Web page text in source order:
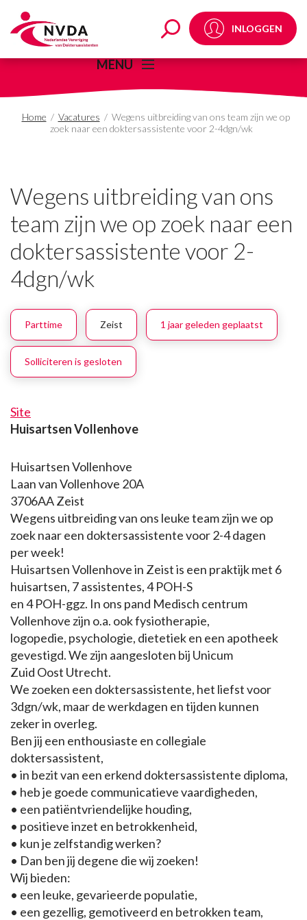
Wegens uitbreiding
INLOGGEN
MENU
Home / Vacatures / Wegens uitbreiding van ons team zijn we op
zoek naar een doktersassistente voor 2-4dgn/wk
Wegens uitbreiding van ons
team zijn we op zoek naar een
doktersassistente voor 2-
4dgn/wk
Parttime Zeist 1 jaar geleden geplaatst
Solliciteren is gesloten
Site
Huisartsen Vollenhove
Huisartsen Vollenhove
Laan van Vollenhove 20A
3706AA Zeist
Wegens uitbreiding van ons leuke team zijn we op
zoek naar een doktersassistente voor 2-4 dagen
per week!
Huisartsen Vollenhove in Zeist is een praktijk met 6
huisartsen, 7 assistentes, 4 POH-S
en 4 POH-ggz. In ons pand Medisch centrum
Vollenhove zijn o.a. ook fysiotherapie,
logopedie, psychologie, dietetiek en een apotheek
gevestigd. We zijn aangesloten bij Unicum
Zuid Oost Utrecht.
We zoeken een doktersassistente, het liefst voor
3dgn/wk, maar de werkdagen en tijden kunnen
zeker in overleg.
Ben jij een enthousiaste en collegiale
doktersassistent,
• in bezit van een erkend doktersassistente diploma,
• heb je goede communicatieve vaardigheden,
• een patiëntvriendelijke houding,
• positieve inzet en betrokkenheid,
• kun je zelfstandig werken?
• Dan ben jij degene die wij zoeken!
Wij bieden:
• een leuke, gevarieerde populatie,
• een gezellig, gemotiveerd en betrokken team,